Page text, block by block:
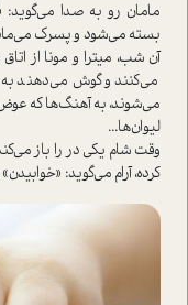
مامان رو به صدا می‌گوید:
بسته می‌شود و پسرک
آن شب، میترا و مونا از
می‌کنند و گوش می‌دهند به
می‌شوند، به آهنگ‌ها که
لیوان‌ها...
وقت شام یکی در را باز
کرده، آرام می‌گوید: